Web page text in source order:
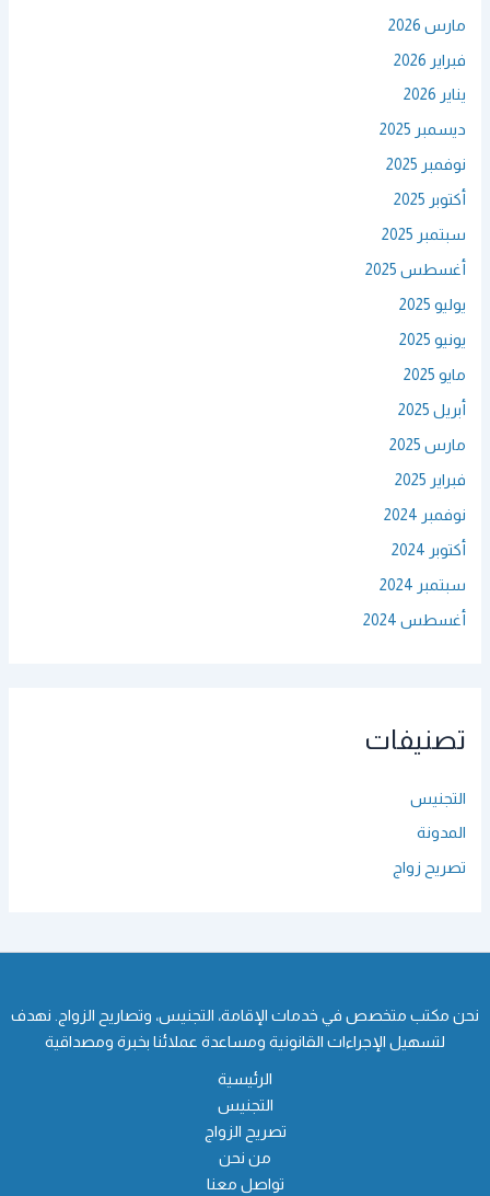
مارس 2026
فبراير 2026
يناير 2026
ديسمبر 2025
نوفمبر 2025
أكتوبر 2025
سبتمبر 2025
أغسطس 2025
يوليو 2025
يونيو 2025
مايو 2025
أبريل 2025
مارس 2025
فبراير 2025
نوفمبر 2024
أكتوبر 2024
سبتمبر 2024
أغسطس 2024
تصنيفات
التجنيس
المدونة
تصريح زواج
نحن مكتب متخصص في خدمات الإقامة، التجنيس، وتصاريح الزواج. نهدف
لتسهيل الإجراءات القانونية ومساعدة عملائنا بخبرة ومصداقية
الرئيسية
التجنيس
تصريح الزواج
من نحن
تواصل معنا